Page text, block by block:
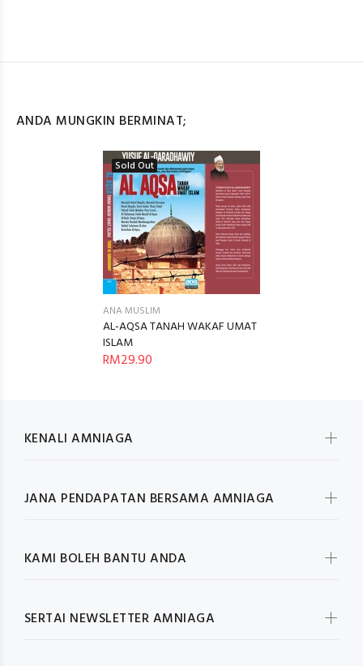
ANDA MUNGKIN BERMINAT;
Sold Out
ANA MUSLIM
AL-AQSA TANAH WAKAF UMAT
ISLAM
RM29.90
KENALI AMNIAGA
JANA PENDAPATAN BERSAMA AMNIAGA
KAMI BOLEH BANTU ANDA
SERTAI NEWSLETTER AMNIAGA